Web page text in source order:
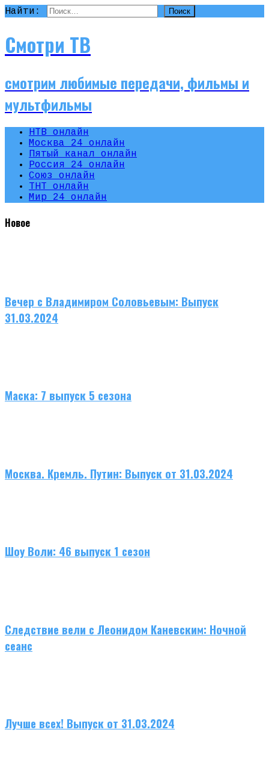
Найти:
Смотри ТВ
смотрим любимые передачи, фильмы и
мультфильмы
НТВ онлайн
Москва 24 онлайн
Пятый канал онлайн
Россия 24 онлайн
Союз онлайн
ТНТ онлайн
Мир 24 онлайн
Новое
Вечер с Владимиром Соловьевым: Выпуск
31.03.2024
Маска: 7 выпуск 5 сезона
Москва. Кремль. Путин: Выпуск от 31.03.2024
Шоу Воли: 46 выпуск 1 сезон
Следствие вели с Леонидом Каневским: Ночной
сеанс
Лучше всех! Выпуск от 31.03.2024